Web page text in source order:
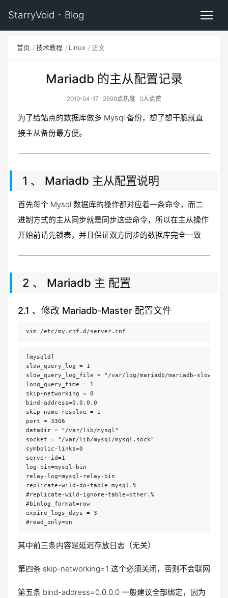
StarryVoid - Blog
首页 技术教程 Linux 正文
Mariadb 的主从配置记录
2019-04-17 2699点热度 0人点赞
为了给站点的数据库做多 Mysql 备份，想了想干脆就直
接主从备份最方便。
1 、 Mariadb 主从配置说明
首先每个 Mysql 数据库的操作都对应着一条命令，而二
进制方式的主从同步就是同步这些命令，所以在主从操作
开始前请先锁表，并且保证双方同步的数据库完全一致
2 、 Mariadb 主 配置
2.1 、修改 Mariadb-Master 配置文件
vim /etc/my.cnf.d/server.cnf
[mysqld]
slow_query_log = 1
slow_query_log_file = "/var/log/mariadb/mariadb-
long_query_time = 1
skip-networking = 0
bind-address=0.0.0.0
skip-name-resolve = 1
port = 3306
datadir = "/var/lib/mysql"
socket = "/var/lib/mysql/mysql.sock"
symbolic-links=0
server-id=1
log-bin=mysql-bin
relay-log=mysql-relay-bin
replicate-wild-do-table=mysql.%
#replicate-wild-ignore-table=other.%
#binlog_format=row
expire_logs_days = 3
#read_only=on
其中前三条内容是延迟存放日志（无关）
第四条 skip-networking=1 这个必须关闭，否则不会联网
第五条 bind-address=0.0.0.0 一般建议全部绑定，因为